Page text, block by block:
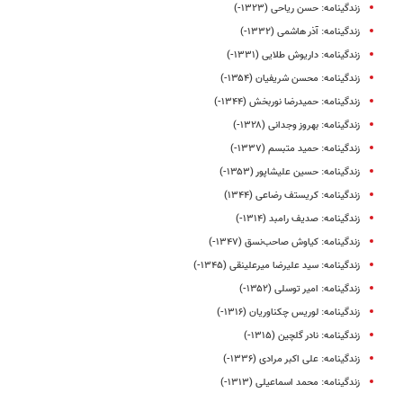
زندگینامه: حسن ریاحی (۱۳۲۳-)
زندگینامه: آذر هاشمی (۱۳۳۲-)
زندگینامه: داریوش طلایی (۱۳۳۱-)
زندگینامه: محسن شریفیان (۱۳۵۴-)
زندگینامه‌: حمیدرضا نوربخش (۱۳۴۴-)
زندگینامه: بهروز وجدانی (۱۳۲۸-)
زندگینامه: حمید متبسم (۱۳۳۷-)
زندگینامه: حسین علیشاپور (۱۳۵۳-)
زندگینامه: کریستف رضاعی (۱۳۴۴)
زندگینامه: صدیف رامبد (۱۳۱۴-)
زندگینامه: کیاوش صاحب‌نسق (۱۳۴۷-)
زندگینامه: سید علیرضا میرعلینقی (۱۳۴۵-)
زندگینامه: امیر توسلی (۱۳۵۲-)
زندگینامه: لوریس چکناوریان (۱۳۱۶-)
زندگینامه: نادر گلچین (۱۳۱۵-)
زندگینامه: علی اکبر مرادی (۱۳۳۶-)
زندگینامه‌‌‌‌‌‌: محمد اسماعیلی (۱۳۱۳-)